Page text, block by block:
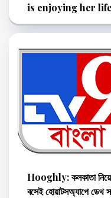
is enjoying her life
Hooghly: কলকাতা নিয়ে
বসেই হোয়াটসঅ্যাপে ডেথ